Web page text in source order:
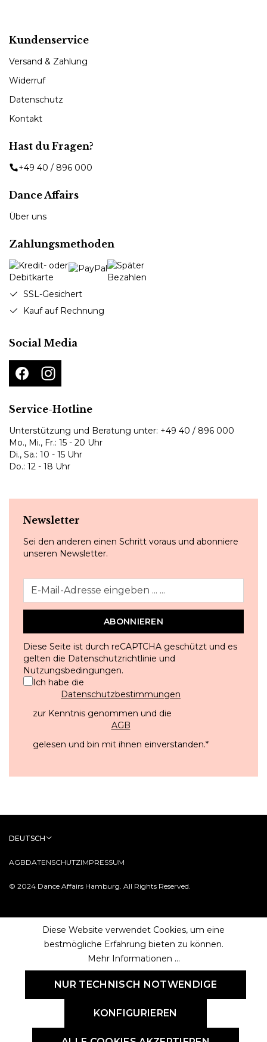
Kundenservice
Versand & Zahlung
Widerruf
Datenschutz
Kontakt
Hast du Fragen?
+49 40 / 896 000
Dance Affairs
Über uns
Zahlungsmethoden
SSL-Gesichert
Kauf auf Rechnung
Social Media
Service-Hotline
Unterstützung und Beratung unter: +49 40 / 896 000
Mo., Mi., Fr.: 15 - 20 Uhr
Di., Sa.: 10 - 15 Uhr
Do.: 12 - 18 Uhr
Newsletter
Sei den anderen einen Schritt voraus und abonniere
unseren Newsletter.
ABONNIEREN
Diese Seite ist durch reCAPTCHA geschützt und es
gelten die Datenschutzrichtlinie und
Nutzungsbedingungen.
Ich habe die
Datenschutzbestimmungen
zur Kenntnis genommen und die
AGB
gelesen und bin mit ihnen einverstanden.*
© 2024 Dance Affairs Hamburg. All Rights Reserved.
AGBDATENSCHUTZIMPRESSUM
DEUTSCH
Diese Website verwendet Cookies, um eine
bestmögliche Erfahrung bieten zu können.
Mehr Informationen ...
NUR TECHNISCH NOTWENDIGE
KONFIGURIEREN